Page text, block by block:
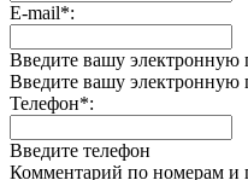
E-mail*:
Введите вашу электронную
Введите вашу электронную
Телефон*:
Введите телефон
Комментарий по номерам